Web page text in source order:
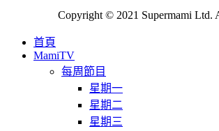
Copyright © 2021 Supermami Ltd.
首頁
MamiTV
每周節目
星期一
星期二
星期三